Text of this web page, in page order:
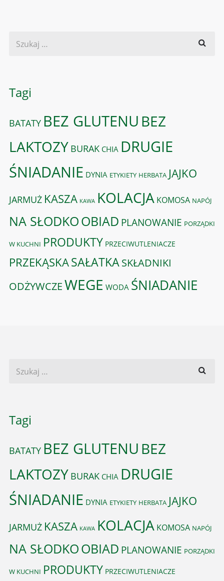
Tagi
BATATY BEZ GLUTENU BEZ
LAKTOZY BURAK CHIA DRUGIE
ŚNIADANIE DYNIA ETYKIETY HERBATA JAJKO
JARMUŻ KASZA KAWA KOLACJA KOMOSA NAPÓJ
NA SŁODKOOBIAD PLANOWANIE PORZĄDKI
W KUCHNI PRODUKTY PRZECIWUTLENIACZE
PRZEKĄSKASAŁATKASKŁADNIKI
ODŻYWCZEWEGE WODA ŚNIADANIE
Tagi
BATATY BEZ GLUTENU BEZ
LAKTOZY BURAK CHIA DRUGIE
ŚNIADANIE DYNIA ETYKIETY HERBATA JAJKO
JARMUŻ KASZA KAWA KOLACJA KOMOSA NAPÓJ
NA SŁODKOOBIAD PLANOWANIE PORZĄDKI
W KUCHNI PRODUKTY PRZECIWUTLENIACZE